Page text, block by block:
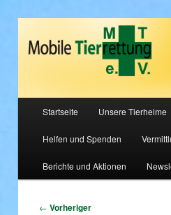
Mobile
Tierschutz, bitte hört nicht auf zu
Zum
primären
Inhalt
springen
Startseite Unsere Tierheime
Helfen und Spenden
Berichte und Aktionen
Beitragsnavigation
← Vorheriger